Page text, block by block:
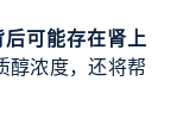
可能存在肾上
醇浓度，还将帮